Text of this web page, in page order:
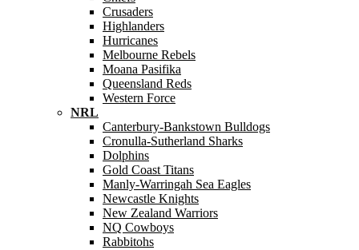
Crusaders
Highlanders
Hurricanes
Melbourne Rebels
Moana Pasifika
Queensland Reds
Western Force
NRL
Canterbury-Bankstown Bulldogs
Cronulla-Sutherland Sharks
Dolphins
Gold Coast Titans
Manly-Warringah Sea Eagles
Newcastle Knights
New Zealand Warriors
NQ Cowboys
Rabbitohs